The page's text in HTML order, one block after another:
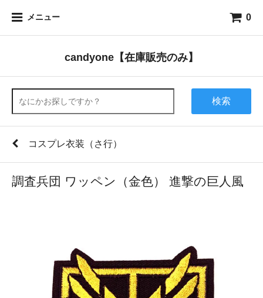
メニュー 0
candyone【在庫販売のみ】
検索
コスプレ衣装（さ行）
調査兵団 ワッペン（金色） 進撃の巨人風